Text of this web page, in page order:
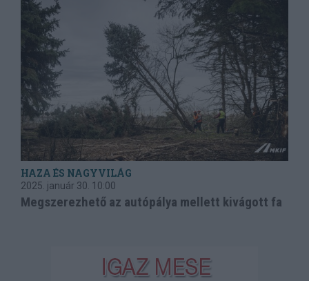
HAZA ÉS NAGYVILÁG
2025. január 30. 10:00
Megszerezhető az autópálya mellett kivágott fa